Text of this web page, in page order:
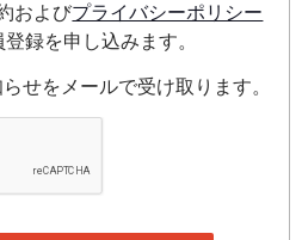
るサービスについて規定したも
資家や金融機関の役職員、事業
およびプライバシーポリシー
録を申し込みます。
せをメールで受け取ります。